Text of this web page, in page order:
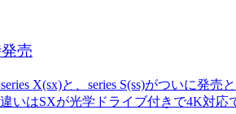
売
X(sx)と、series S(ss)がついに発売
いはSXが光学ドライブ付きで4K対応